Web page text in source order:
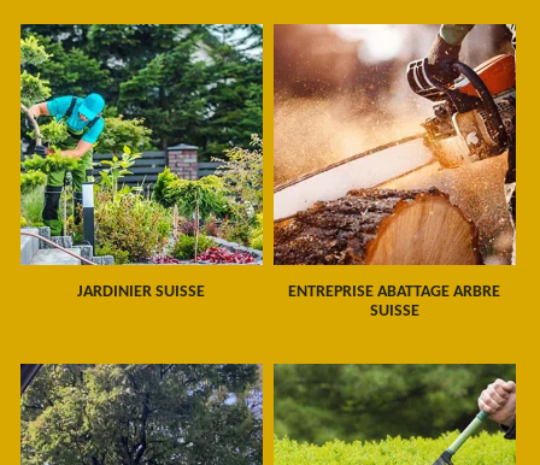
JARDINIER SUISSE
ENTREPRISE ABATTAGE ARBRE
SUISSE